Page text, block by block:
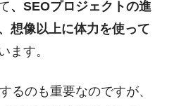
、SEOプロジェクトの進
想像以上に体力を使って
ます。
るのも重要なのですが、